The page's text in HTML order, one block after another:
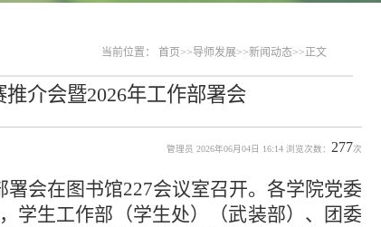
当前位置： 首页 >>导师发展>>新闻动态>>正文
介会暨2026年工作部署会
管理员 2026年06月04日 16:14 浏览次数：277次
会在图书馆227会议室召开。各学院党委
学生工作部（学生处）（武装部）、团委